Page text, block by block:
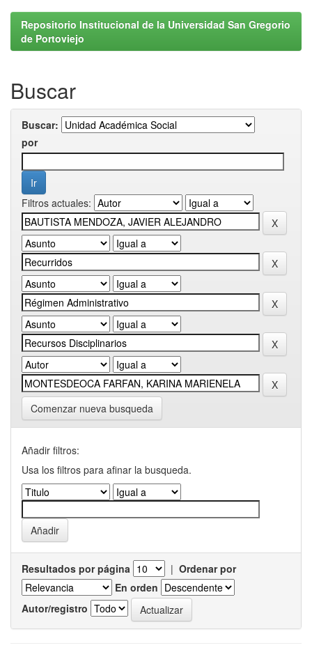
Repositorio Institucional de la Universidad San Gregorio
de Portoviejo
Buscar
Buscar:
por
Filtros actuales:
Comenzar nueva busqueda
Añadir filtros:
Usa los filtros para afinar la busqueda.
Resultados por página | Ordenar por
En orden
Autor/registro